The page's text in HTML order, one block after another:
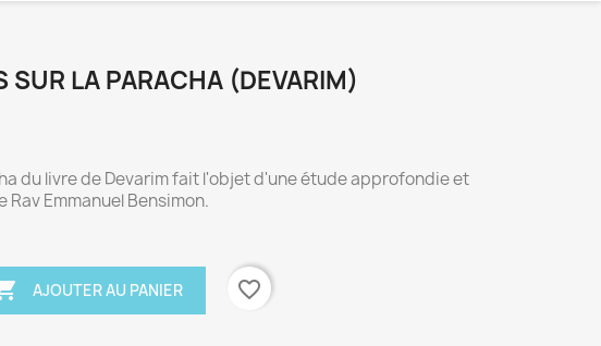
SUR LA PARACHA (DEVARIM)
du livre de Devarim fait l'objet d'une étude approfondie et
Rav Emmanuel Bensimon.
AJOUTER AU PANIER favorite_border